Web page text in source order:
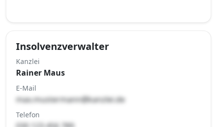
Insolvenzverwalter
Kanzlei
Rainer Maus
E-Mail
max.mustermann@kanzlei.de
Telefon